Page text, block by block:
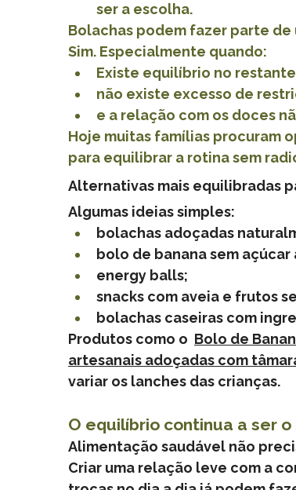
ser a escolha.
Bolachas podem fazer parte
Sim. Especialmente quando:
Existe equilíbrio no
não existe excesso de
e a relação com os doces
Hoje muitas famílias procuram
para equilibrar a rotina sem
Alternativas mais equilibradas
Algumas ideias simples:
bolachas adoçadas
bolo de banana sem
energy balls;
snacks com aveia e frutos
bolachas caseiras com
Produtos como o Bolo de
artesanais adoçadas com
variar os lanches das crianças.
O equilíbrio continua a ser
Alimentação saudável não
Criar uma relação leve com a